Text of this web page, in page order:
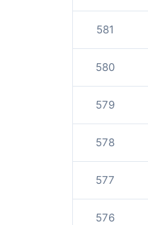
581
580
579
578
577
576